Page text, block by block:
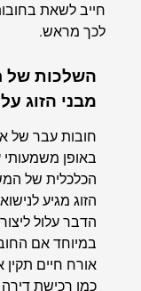
חייב לשאת
לכך מראש.
השלכות של
מבני הזוג
חובות עבר של
באופן משמעותי
הכלכלית של
הזוג מגיע
הדבר עלול
במיוחד אם
אורח חיים תקין
כמו רכישת